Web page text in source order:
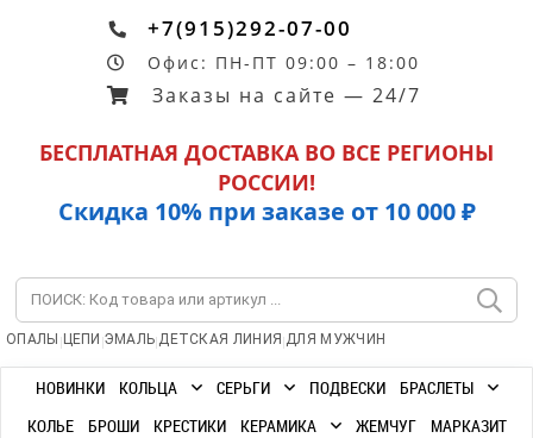
+7(915)292-07-00
Офис: ПН-ПТ 09:00 – 18:00
Заказы на сайте — 24/7
БЕСПЛАТНАЯ ДОСТАВКА ВО ВСЕ РЕГИОНЫ
РОССИИ!
Скидка 10% при заказе от 10 000 ₽
ОПАЛЫ | ЦЕПИ |ЭМАЛЬ|ДЕТСКАЯ ЛИНИЯ |ДЛЯ МУЖЧИН
НОВИНКИ КОЛЬЦА СЕРЬГИ ПОДВЕСКИ
БРАСЛЕТЫ
КОЛЬЕ
БРОШИ КРЕСТИКИ КЕРАМИКА ЖЕМЧУГ
МАРКАЗИТ